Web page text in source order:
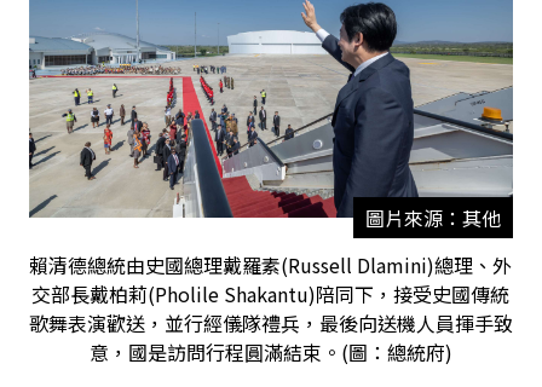
圖片來源：其他
賴清德總統由史國總理戴羅素(Russell Dlamini)總理、外
交部長戴柏莉(Pholile Shakantu)陪同下，接受史國傳統
歌舞表演歡送，並行經儀隊禮兵，最後向送機人員揮手致
意，國是訪問行程圓滿結束。(圖：總統府)